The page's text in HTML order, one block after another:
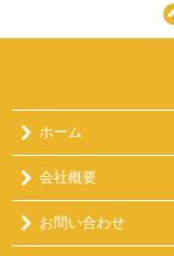
ホーム
会社概要
お問い合わせ